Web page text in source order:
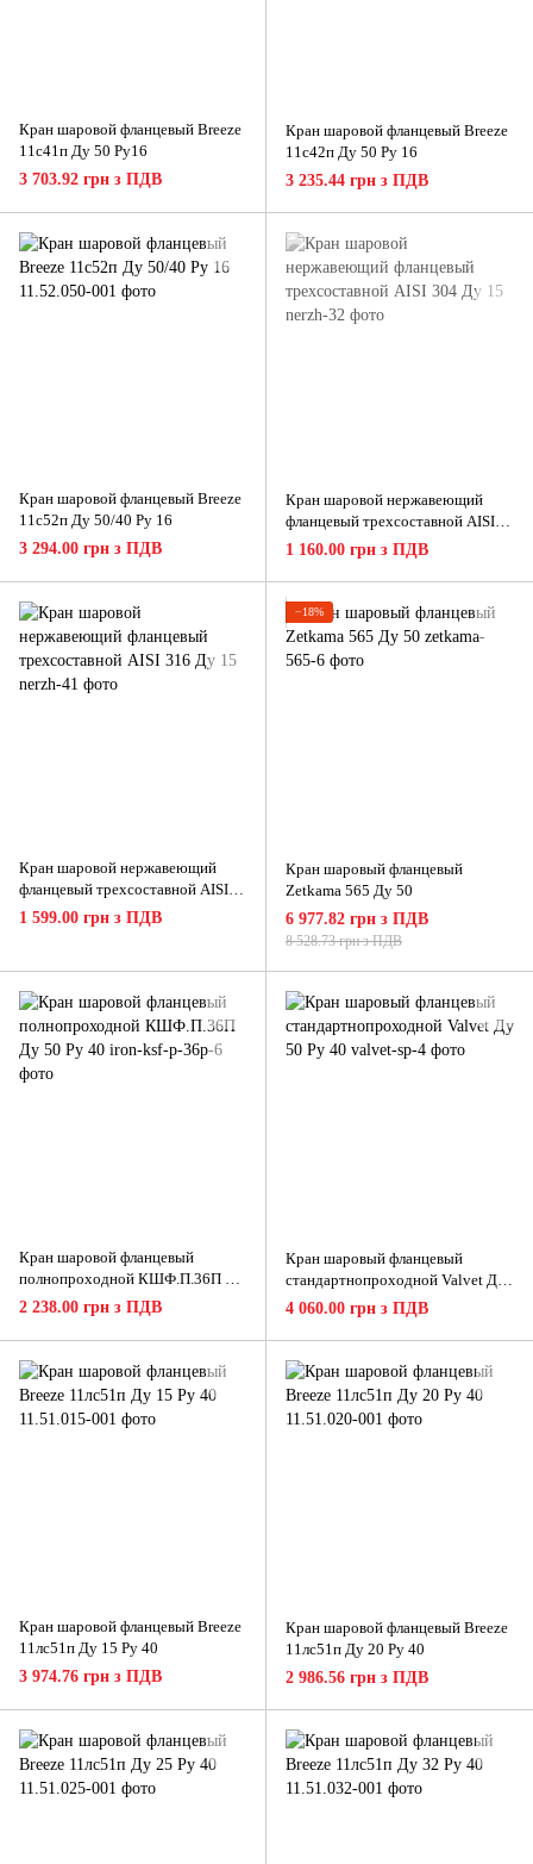
Кран шаровой фланцевый Breeze
11с41п Ду 50 Ру16
3 703.92 грн з ПДВ
Кран шаровой фланцевый Breeze
11с42п Ду 50 Ру 16
3 235.44 грн з ПДВ
Кран шаровой фланцевый Breeze
11с52п Ду 50/40 Ру 16
3 294.00 грн з ПДВ
Кран шаровой нержавеющий
фланцевый трехсоставной AISI
304 Ду 15
1 160.00 грн з ПДВ
Кран шаровой нержавеющий
фланцевый трехсоставной AISI
316 Ду 15
1 599.00 грн з ПДВ
−18%
Кран шаровый фланцевый
Zetkama 565 Ду 50
6 977.82 грн з ПДВ
8 528.73 грн з ПДВ
Кран шаровой фланцевый
полнопроходной КШФ.П.36П Ду
50 Ру 40
2 238.00 грн з ПДВ
Кран шаровый фланцевый
стандартнопроходной Valvet Ду
50 Ру 40
4 060.00 грн з ПДВ
Кран шаровой фланцевый Breeze
11лс51п Ду 15 Ру 40
3 974.76 грн з ПДВ
Кран шаровой фланцевый Breeze
11лс51п Ду 20 Ру 40
2 986.56 грн з ПДВ